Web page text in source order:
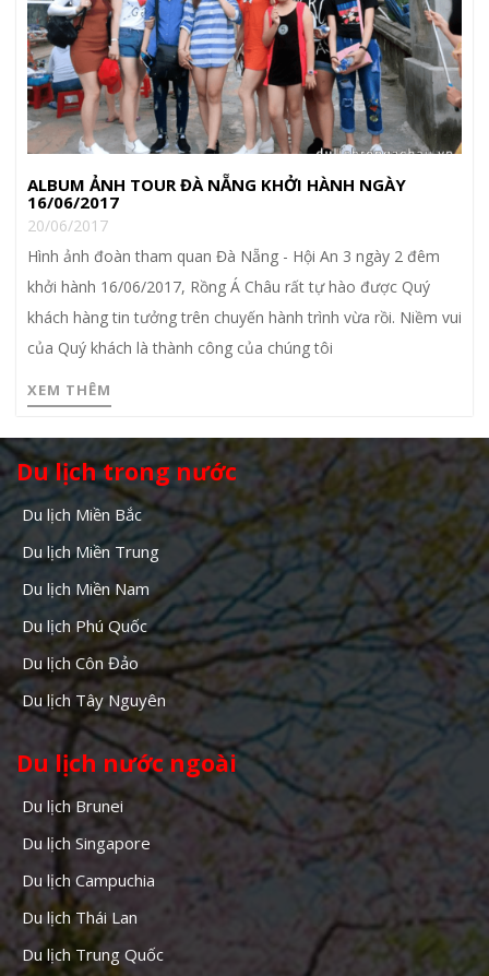
ALBUM ẢNH TOUR ĐÀ NẴNG KHỞI HÀNH NGÀY
16/06/2017
20/06/2017
Hình ảnh đoàn tham quan Đà Nẵng - Hội An 3 ngày 2 đêm
khởi hành 16/06/2017, Rồng Á Châu rất tự hào được Quý
khách hàng tin tưởng trên chuyến hành trình vừa rồi. Niềm vui
của Quý khách là thành công của chúng tôi
XEM THÊM
Du lịch trong nước
Du lịch Miền Bắc
Du lịch Miền Trung
Du lịch Miền Nam
Du lịch Phú Quốc
Du lịch Côn Đảo
Du lịch Tây Nguyên
Du lịch nước ngoài
Du lịch Brunei
Du lịch Singapore
Du lịch Campuchia
Du lịch Thái Lan
Du lịch Trung Quốc